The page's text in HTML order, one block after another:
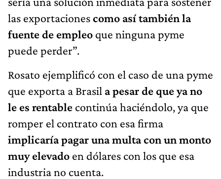
las exportacionescomo así también la
fuente de empleo que ninguna pyme
puede perder”.
Rosato ejemplificó con el caso de una pyme
que exporta a Brasil a pesar de que ya no
le es rentable continúa haciéndolo, ya que
romper el contrato con esa firma
implicaría pagar una multa con un monto
muy elevado en dólares con los que esa
industria no cuenta.